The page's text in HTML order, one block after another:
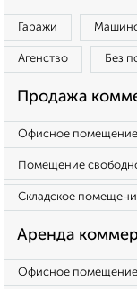
Гаражи
Агенство Без
Продажа
Офисное помещение
Помещение
Складское
Аренда
Офисное помещение